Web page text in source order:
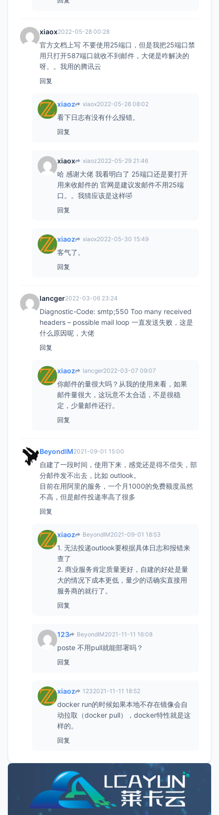
xiaox2022-05-28 00:28
官方文档上写 不要使用25端口，但是我把25端口禁
用只打开587端口就收不到邮件，大佬是咋解决的
呀。。我用的腾讯云
回复
xiaoz xiaox2022-05-28 08:02
看下日志有没有什么报错。
回复
xiaox xiaoz2022-05-29 21:46
哈 感谢大佬 我看明白了 25端口还是要打开
用来收邮件的 官网是建议发邮件不用25端
口。。我猜应该是这样🤣
回复
xiaoz xiaox2022-05-30 15:49
客气了。
回复
lancger2022-03-06 23:24
Diagnostic-Code: smtp;550 Too many received
headers – possible mail loop 一直发送失败，这是
什么原因呢，大佬
回复
xiaoz lancger2022-03-07 09:07
你邮件的量很大吗？从我的使用来看，如果
邮件量很大，这玩意不太合适，不是很稳
定，少量邮件还行。
回复
BeyondIM2021-09-01 15:00
自建了一段时间，使用下来，感觉还是得不偿失，部
分邮件发不出去，比如 outlook。
目前在用阿里的服务，一个月1000的免费额度虽然
不高，但是邮件投递率高了很多
回复
xiaoz BeyondIM2021-09-01 18:53
1. 无法投递outlook要根据具体日志和报错来
查了
2. 商业服务肯定质量更好，自建的好处是量
大的情况下成本更低，量少的话确实直接用
服务商的就行了。
回复
123 BeyondIM2021-11-11 16:08
poste 不用pull就能部署吗？
回复
xiaoz 1232021-11-11 18:52
docker run的时候如果本地不存在镜像会自
动拉取（docker pull），docker特性就是这
样的。
回复